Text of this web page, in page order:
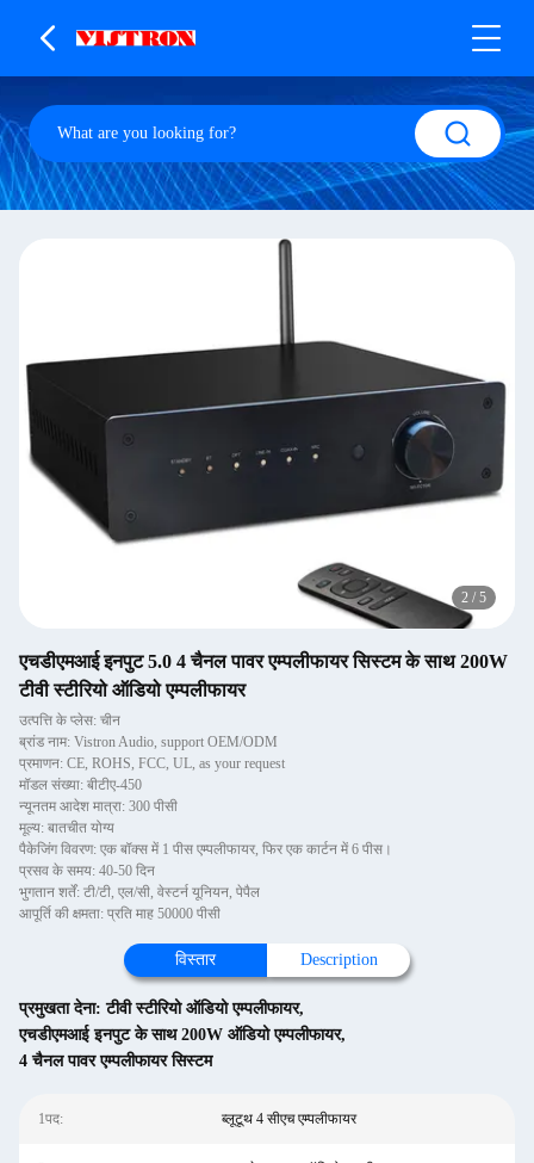
2 / 5
एचडीएमआई इनपुट 5.0 4 चैनल पावर एम्पलीफायर सिस्टम के साथ 200W
टीवी स्टीरियो ऑडियो एम्पलीफायर
उत्पत्ति के प्लेस: चीन
ब्रांड नाम: Vistron Audio, support OEM/ODM
प्रमाणन: CE, ROHS, FCC, UL, as your request
मॉडल संख्या: बीटीए-450
न्यूनतम आदेश मात्रा: 300 पीसी
मूल्य: बातचीत योग्य
पैकेजिंग विवरण: एक बॉक्स में 1 पीस एम्पलीफायर, फिर एक कार्टन में 6 पीस।
प्रसव के समय: 40-50 दिन
भुगतान शर्तें: टी/टी, एल/सी, वेस्टर्न यूनियन, पेपैल
आपूर्ति की क्षमता: प्रति माह 50000 पीसी
विस्तार Description
प्रमुखता देना:टीवी स्टीरियो ऑडियो एम्पलीफायर,
एचडीएमआई इनपुट के साथ 200W ऑडियो एम्पलीफायर,
4 चैनल पावर एम्पलीफायर सिस्टम
1पद: ब्लूटूथ 4 सीएच एम्पलीफायर